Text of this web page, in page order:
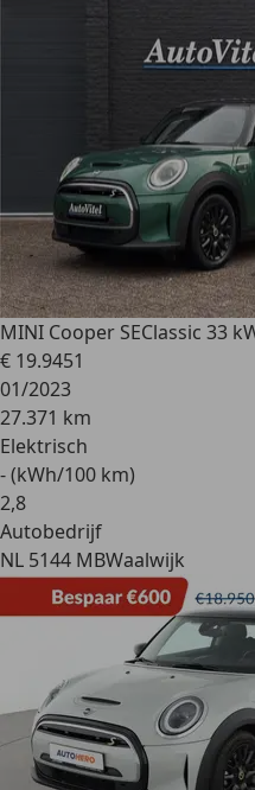
MINI Cooper SEClassic 33
€ 19.9451
01/2023
27.371 km
Elektrisch
- (kWh/100 km)
2,8
Autobedrijf
NL 5144 MBWaalwijk